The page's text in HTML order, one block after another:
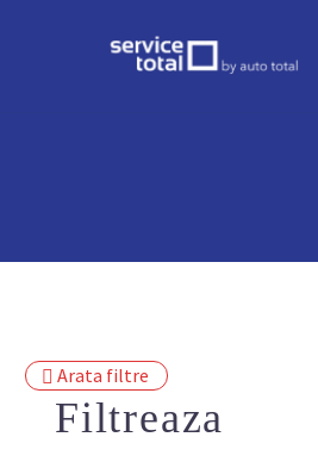
Arata filtre
Filtreaza